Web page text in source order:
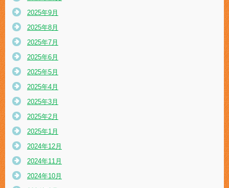
2025年9月
2025年8月
2025年7月
2025年6月
2025年5月
2025年4月
2025年3月
2025年2月
2025年1月
2024年12月
2024年11月
2024年10月